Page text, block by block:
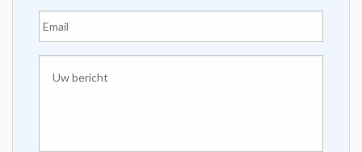
mailadres
bericht *